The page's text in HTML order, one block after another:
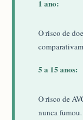
1 ano:
O risco de
5 a 15 anos:
O risco de
nunca fumou.